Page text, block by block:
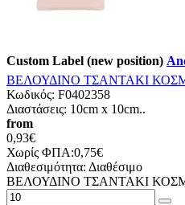
Custom Label (new position)
ΒΕΛΟΥΔΙΝΟ ΤΣΑΝΤΑΚΙ
Κωδικός: F0402358
Διαστάσεις: 10cm x 10cm..
from
0,93€
Χωρίς ΦΠΑ:0,75€
Διαθεσιμότητα: Διαθέσιμο
ΒΕΛΟΥΔΙΝΟ ΤΣΑΝΤΑΚΙ